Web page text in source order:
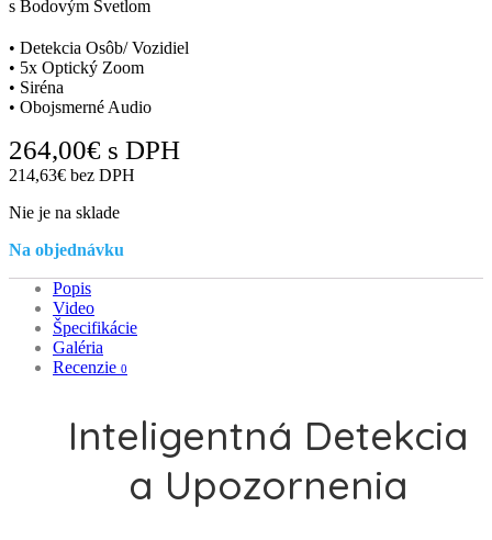
s Bodovým Svetlom
• Detekcia Osôb/ Vozidiel
• 5x Optický Zoom
• Siréna
• Obojsmerné Audio
264,00€ s DPH
214,63€ bez DPH
Nie je na sklade
Na objednávku
Popis
Video
Špecifikácie
Galéria
Recenzie 0
Inteligentná Detekcia
a Upozornenia